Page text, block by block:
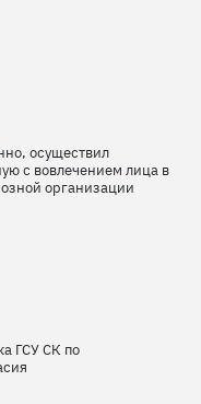
осуществил
с вовлечением лица в
организации
ГСУ СК по